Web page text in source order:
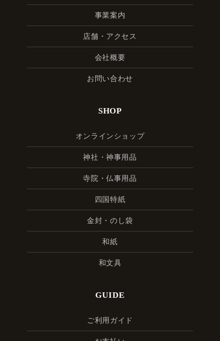
事業案内
店舗・アクセス
会社概要
お問い合わせ
SHOP
オンラインショップ
神社・神事用品
寺院・仏事用品
四国特紙
金封・のし袋
和紙
和文具
GUIDE
ご利用ガイド